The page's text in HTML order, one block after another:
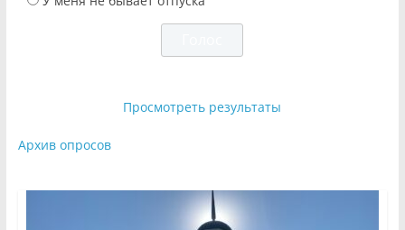
Просмотреть результаты
Архив опросов